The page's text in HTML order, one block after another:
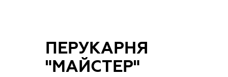
ПЕРУКАРНЯ
"МАЙСТЕР"